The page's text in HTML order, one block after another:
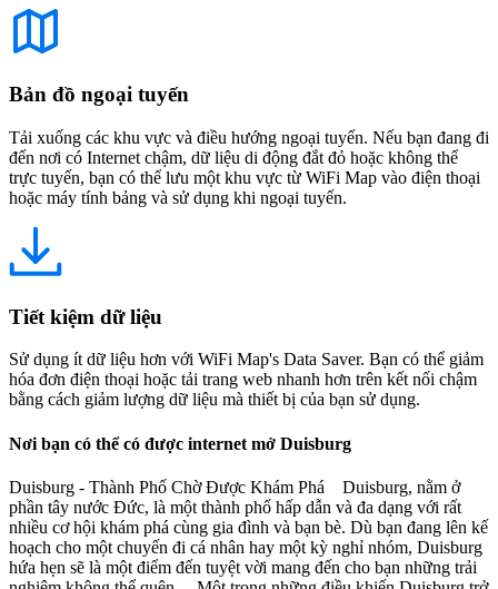
Bản đồ ngoại tuyến
Tải xuống các khu vực và điều hướng ngoại tuyến. Nếu bạn đang đi
đến nơi có Internet chậm, dữ liệu di động đắt đỏ hoặc không thể
trực tuyến, bạn có thể lưu một khu vực từ WiFi Map vào điện thoại
hoặc máy tính bảng và sử dụng khi ngoại tuyến.
Tiết kiệm dữ liệu
Sử dụng ít dữ liệu hơn với WiFi Map's Data Saver. Bạn có thể giảm
hóa đơn điện thoại hoặc tải trang web nhanh hơn trên kết nối chậm
bằng cách giảm lượng dữ liệu mà thiết bị của bạn sử dụng.
Nơi bạn có thể có được internet mở Duisburg
Duisburg - Thành Phố Chờ Được Khám Phá Duisburg, nằm ở
phần tây nước Đức, là một thành phố hấp dẫn và đa dạng với rất
nhiều cơ hội khám phá cùng gia đình và bạn bè. Dù bạn đang lên kế
hoạch cho một chuyến đi cá nhân hay một kỳ nghỉ nhóm, Duisburg
hứa hẹn sẽ là một điểm đến tuyệt vời mang đến cho bạn những trải